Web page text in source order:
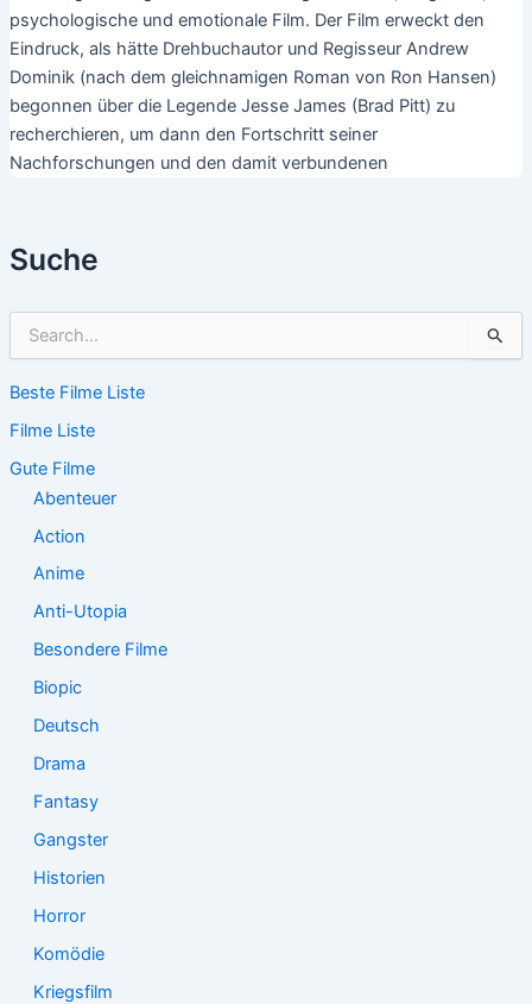
Suche
h
n
n
Beste Filme Liste
Filme Liste
Gute Filme
Abenteuer
Action
Anime
Anti-Utopia
Besondere Filme
Biopic
Deutsch
Drama
Fantasy
Gangster
Historien
Horror
Komödie
Kriegsfilm
psychologische und emotionale Film. Der Film erweckt den
Eindruck, als hätte Drehbuchautor und Regisseur Andrew
Dominik (nach dem gleichnamigen Roman von Ron Hansen)
begonnen über die Legende Jesse James (Brad Pitt) zu
recherchieren, um dann den Fortschritt seiner
Nachforschungen und den damit verbundenen